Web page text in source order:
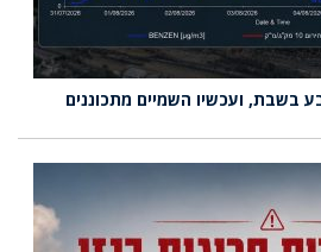
בשבת, ועכשיו השמיים מתכוננים